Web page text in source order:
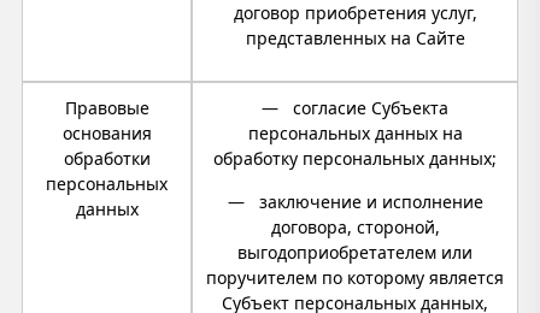
договор приобретения услуг,
представленных на Сайте
Правовые
основания
обработки
персональных
данных
— согласие Субъекта
персональных данных на
обработку персональных данных;
— заключение и исполнение
договора, стороной,
выгодоприобретателем или
поручителем по которому является
Субъект персональных данных,